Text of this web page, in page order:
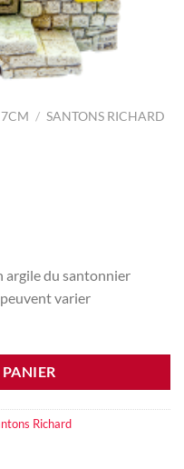
7CM / SANTONS RICHARD
argile du santonnier
varier
Richard